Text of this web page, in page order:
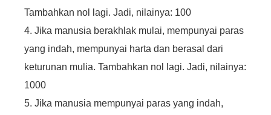
Tambahkan nol lagi. Jadi, nilainya: 100
4. Jika manusia berakhlak mulai, mempunyai paras
yang indah, mempunyai harta dan berasal dari
keturunan mulia. Tambahkan nol lagi. Jadi, nilainya:
1000
5. Jika manusia mempunyai paras yang indah,